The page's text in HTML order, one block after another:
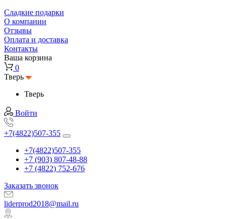
Сладкие подарки
О компании
Отзывы
Оплата и доставка
Контакты
Ваша корзина
0
Тверь
Тверь
Войти
+7(4822)507-355
+7(4822)507-355
+7 (903) 807-48-88
+7 (4822) 752-676
Заказать звонок
liderprod2018@mail.ru